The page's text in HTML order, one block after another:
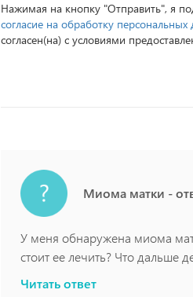
Нажимая на кнопку "Отправить", я
согласие на обработку
согласен(на) с условиями
Миома матки -
У меня обнаружена миома
стоит ее лечить? Что дальше
Читать ответ